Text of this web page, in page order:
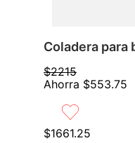
Coladera para
$2215
Ahorra $553.75
$1661.25